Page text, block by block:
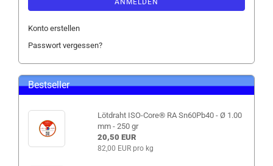
ANMELDEN
Konto erstellen
Passwort vergessen?
Bestseller
Lötdraht ISO-Core® RA Sn60Pb40 - Ø 1.00
mm - 250 gr
20,50 EUR
82,00 EUR pro kg